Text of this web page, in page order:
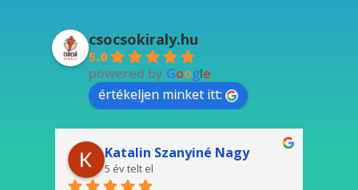
csocsokiraly.hu
5.0
powered by Google
értékeljen minket itt:
Katalin Szanyiné Nagy
5 év telt el